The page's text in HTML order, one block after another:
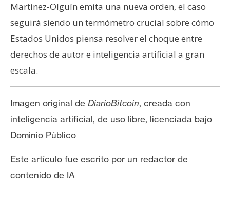
Martínez-Olguín emita una nueva orden, el caso
seguirá siendo un termómetro crucial sobre cómo
Estados Unidos piensa resolver el choque entre
derechos de autor e inteligencia artificial a gran
escala.
Imagen original de DiarioBitcoin, creada con
inteligencia artificial, de uso libre, licenciada bajo
Dominio Público
Este artículo fue escrito por un redactor de
contenido de IA